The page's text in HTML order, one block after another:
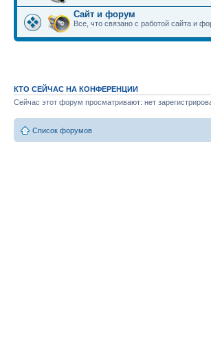
Сайт и форум
Все, что связано с работой сайта и
КТО СЕЙЧАС НА КОНФЕРЕНЦИИ
Сейчас этот форум просматривают: нет
Список форумов